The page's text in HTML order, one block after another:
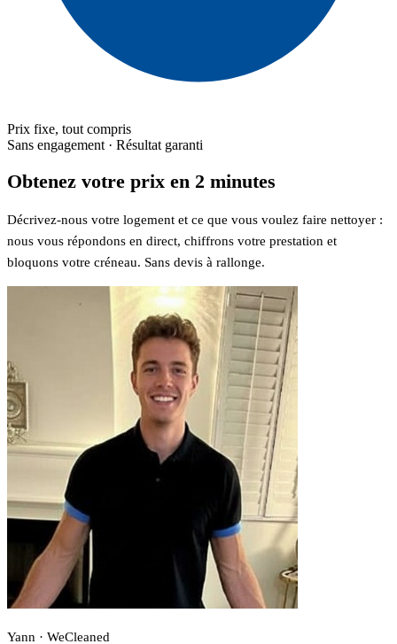
Prix fixe, tout compris
Sans engagement · Résultat garanti
Obtenez votre prix en 2 minutes
Décrivez-nous votre logement et ce que vous voulez faire nettoyer :
nous vous répondons en direct, chiffrons votre prestation et
bloquons votre créneau. Sans devis à rallonge.
Yann · WeCleaned